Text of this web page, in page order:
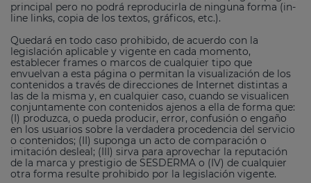
principal pero no podrá reproducirla de ninguna forma (in-
line links, copia de los textos, gráficos, etc.).
Quedará en todo caso prohibido, de acuerdo con la
legislación aplicable y vigente en cada momento,
establecer frames o marcos de cualquier tipo que
envuelvan a esta página o permitan la visualización de los
contenidos a través de direcciones de Internet distintas a
las de la misma y, en cualquier caso, cuando se visualicen
conjuntamente con contenidos ajenos a ella de forma que:
(I) produzca, o pueda producir, error, confusión o engaño
en los usuarios sobre la verdadera procedencia del servicio
o contenidos; (II) suponga un acto de comparación o
imitación desleal; (III) sirva para aprovechar la reputación
de la marca y prestigio de SESDERMA o (IV) de cualquier
otra forma resulte prohibido por la legislación vigente.